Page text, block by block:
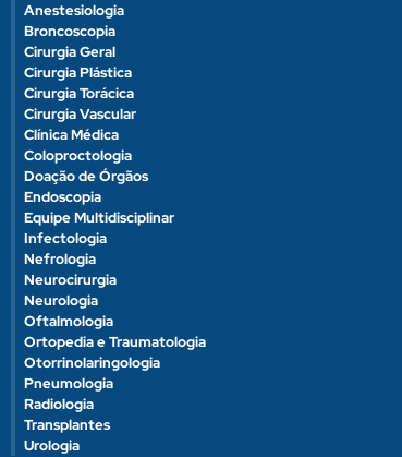
Anestesiologia
Broncoscopia
Cirurgia Geral
Cirurgia Plástica
Cirurgia Torácica
Cirurgia Vascular
Clínica Médica
Coloproctologia
Doação de Órgãos
Endoscopia
Equipe Multidisciplinar
Infectologia
Nefrologia
Neurocirurgia
Neurologia
Oftalmologia
Ortopedia e Traumatologia
Otorrinolaringologia
Pneumologia
Radiologia
Transplantes
Urologia